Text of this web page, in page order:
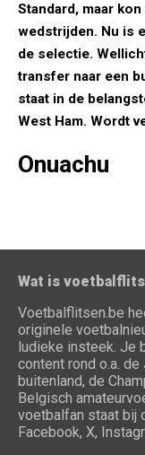
Standard, maar
wedstrijden. Nu is
de selectie.
transfer naar een
staat in de
West Ham. Wordt
Onuachu
Wat is
Voetbalflitsen.be
originele
ludieke insteek. Je
content rond o.a.
buitenland, de
Belgisch
voetbalfan staat bij
Facebook, X,